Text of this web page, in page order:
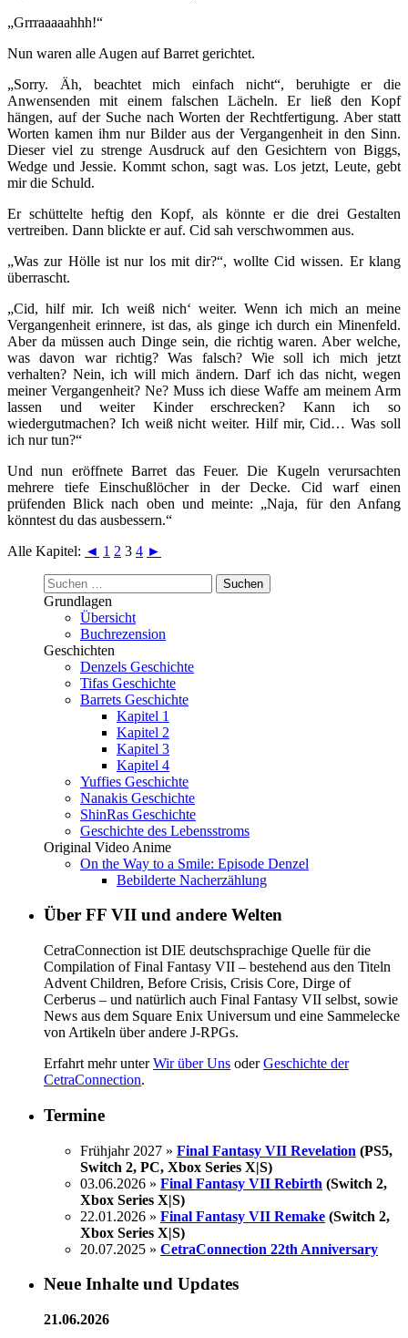
„Grrraaaaahhh!“
Nun waren alle Augen auf Barret gerichtet.
„Sorry. Äh, beachtet mich einfach nicht“, beruhigte er die
Anwensenden mit einem falschen Lächeln. Er ließ den Kopf
hängen, auf der Suche nach Worten der Rechtfertigung. Aber statt
Worten kamen ihm nur Bilder aus der Vergangenheit in den Sinn.
Dieser viel zu strenge Ausdruck auf den Gesichtern von Biggs,
Wedge und Jessie. Kommt schon, sagt was. Los jetzt, Leute, gebt
mir die Schuld.
Er schüttelte heftig den Kopf, als könnte er die drei Gestalten
vertreiben. Dann blickte er auf. Cid sah verschwommen aus.
„Was zur Hölle ist nur los mit dir?“, wollte Cid wissen. Er klang
überrascht.
„Cid, hilf mir. Ich weiß nich‘ weiter. Wenn ich mich an meine
Vergangenheit erinnere, ist das, als ginge ich durch ein Minenfeld.
Aber da müssen auch Dinge sein, die richtig waren. Aber welche,
was davon war richtig? Was falsch? Wie soll ich mich jetzt
verhalten? Nein, ich will mich ändern. Darf ich das nicht, wegen
meiner Vergangenheit? Ne? Muss ich diese Waffe am meinem Arm
lassen und weiter Kinder erschrecken? Kann ich so
wiedergutmachen? Ich weiß nicht weiter. Hilf mir, Cid… Was soll
ich nur tun?“
Und nun eröffnete Barret das Feuer. Die Kugeln verursachten
mehrere tiefe Einschußlöcher in der Decke. Cid warf einen
prüfenden Blick nach oben und meinte: „Naja, für den Anfang
könntest du das ausbessern.“
Alle Kapitel: ◄ 1 2 3 4 ►
Suchen
nach:
Grundlagen
Übersicht
Buchrezension
Geschichten
Denzels Geschichte
Tifas Geschichte
Barrets Geschichte
Kapitel 1
Kapitel 2
Kapitel 3
Kapitel 4
Yuffies Geschichte
Nanakis Geschichte
ShinRas Geschichte
Geschichte des Lebensstroms
Original Video Anime
On the Way to a Smile: Episode Denzel
Bebilderte Nacherzählung
Über FF VII und andere Welten
CetraConnection ist DIE deutschsprachige Quelle für die
Compilation of Final Fantasy VII – bestehend aus den Titeln
Advent Children, Before Crisis, Crisis Core, Dirge of
Cerberus – und natürlich auch Final Fantasy VII selbst, sowie
News aus dem Square Enix Universum und eine Sammelecke
von Artikeln über andere J-RPGs.
Erfahrt mehr unterWir über Uns oderGeschichte der
CetraConnection.
Termine
Frühjahr 2027 » Final Fantasy VII Revelation (PS5,
Switch 2, PC, Xbox Series X|S)
03.06.2026 » Final Fantasy VII Rebirth (Switch 2,
Xbox Series X|S)
22.01.2026 » Final Fantasy VII Remake (Switch 2,
Xbox Series X|S)
20.07.2025 » CetraConnection 22th Anniversary
Neue Inhalte und Updates
21.06.2026